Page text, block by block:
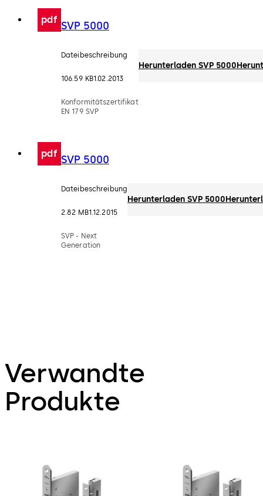
pdf SVP 5000
Dateibeschreibung
106.59 KB1.02.2013
Konformitätszertifikat
EN 179 SVP
Herunterladen SVP 5000
pdf SVP 5000
Dateibeschreibung
2.82 MB1.12.2015
SVP - Next
Generation
Herunterladen SVP 5000
Verwandte
Produkte